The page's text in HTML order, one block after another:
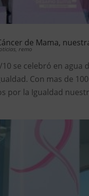
de Mama,
remo
se celebró en agua
Con mas de
por la Igualdad